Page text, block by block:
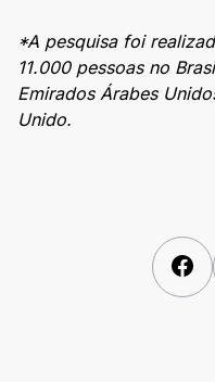
*A pesquisa foi
11.000 pessoas no
Emirados Árabes
Unido.